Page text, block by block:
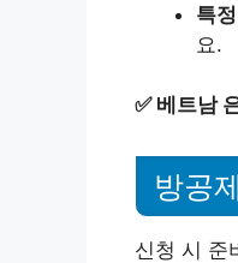
특
요.
✅ 베트남
방공
신청 시 준